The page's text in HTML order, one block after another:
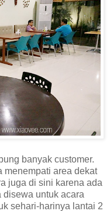
banyak customer.
menempati area dekat
juga di sini karena ada
disewa untuk acara
sehari-harinya lantai 2